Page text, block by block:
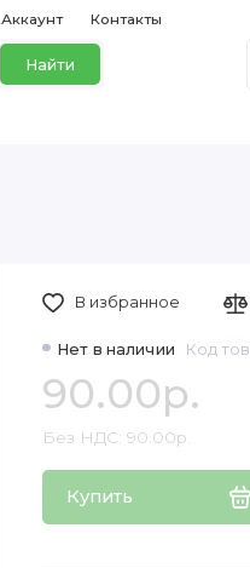
Аккаунт Контакты
Найти
Нет в наличии Код
90.00р.
Без НДС: 90.00р.
Купить
В избранное